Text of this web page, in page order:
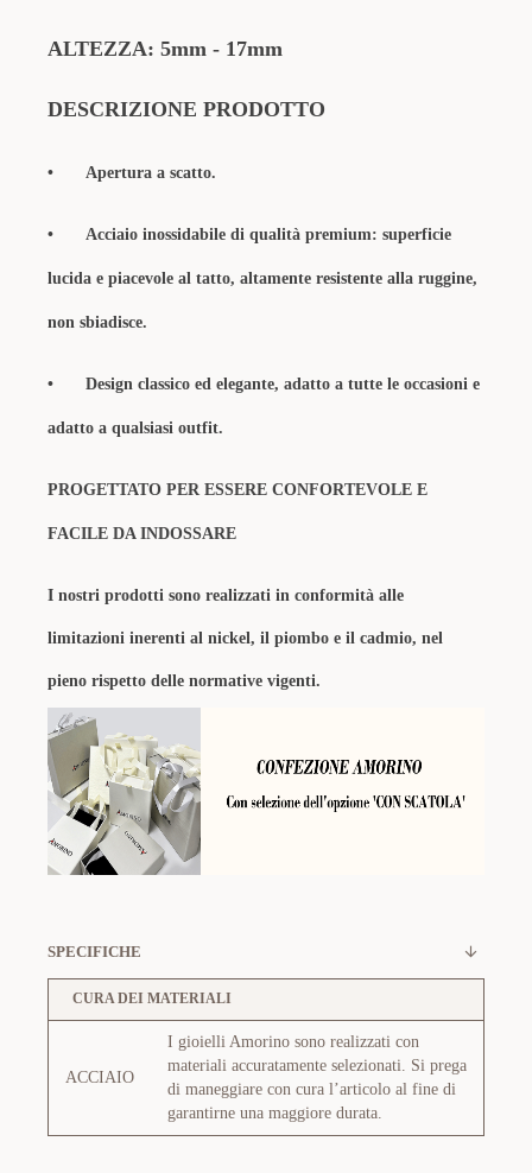
ALTEZZA: 5mm - 17mm
DESCRIZIONE PRODOTTO
• Apertura a scatto.
• Acciaio inossidabile di qualità premium: superficie
lucida e piacevole al tatto, altamente resistente alla ruggine,
non sbiadisce.
• Design classico ed elegante, adatto a tutte le occasioni e
adatto a qualsiasi outfit.
PROGETTATO PER ESSERE CONFORTEVOLE E
FACILE DA INDOSSARE
I nostri prodotti sono realizzati in conformità alle
limitazioni inerenti al nickel, il piombo e il cadmio, nel
pieno rispetto delle normative vigenti.
SPECIFICHE
CURA DEI MATERIALI
ACCIAIO
I gioielli Amorino sono realizzati con
materiali accuratamente selezionati. Si prega
di maneggiare con cura l’articolo al fine di
garantirne una maggiore durata.